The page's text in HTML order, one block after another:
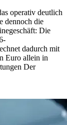
operativ deutlich
dennoch die
Die
dadurch mit
Euro allein in
Der